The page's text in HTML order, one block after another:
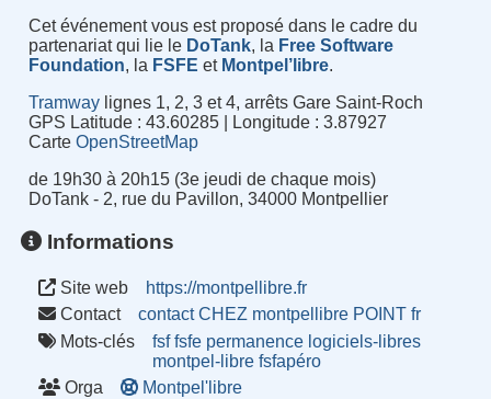
Cet événement vous est proposé dans le cadre du
partenariat qui lie le DoTank, la Free Software
Foundation, la FSFE et Montpel’libre.
Tramwaylignes 1, 2, 3 et 4, arrêts Gare Saint-Roch
GPS Latitude : 43.60285 | Longitude : 3.87927
Carte OpenStreetMap
de 19h30 à 20h15 (3e jeudi de chaque mois)
DoTank - 2, rue du Pavillon, 34000 Montpellier
Informations
Site web
https://montpellibre.fr
Contact
contact CHEZ montpellibre POINT fr
Mots-clés
fsf fsfe permanence logiciels-libres
montpel-libre fsfapéro
Orga
Montpel'libre